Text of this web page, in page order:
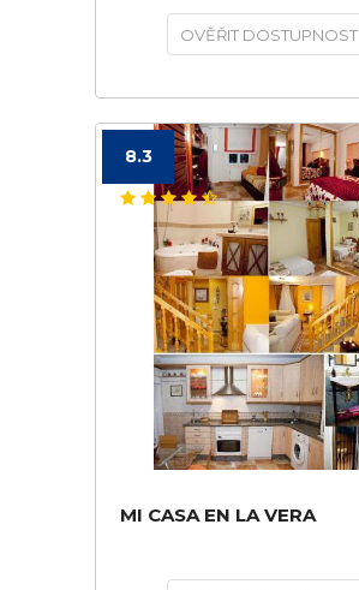
OVĚŘIT DOSTUPNOST
8.3
MI CASA EN LA VERA